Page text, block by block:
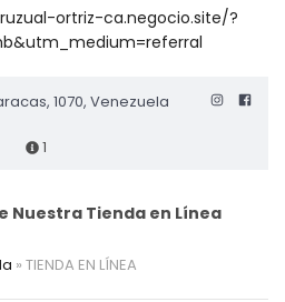
ortriz-ca.negocio.site/?
1070, Venezuela
1
Nuestra Tienda en Línea
» TIENDA EN LÍNEA